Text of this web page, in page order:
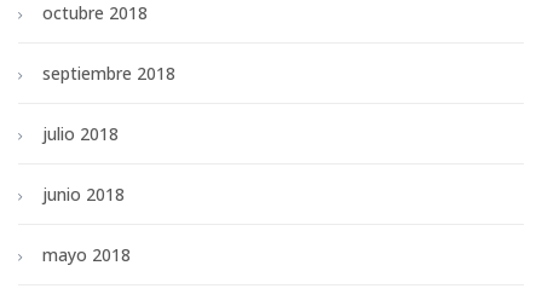
octubre 2018
septiembre 2018
julio 2018
junio 2018
mayo 2018